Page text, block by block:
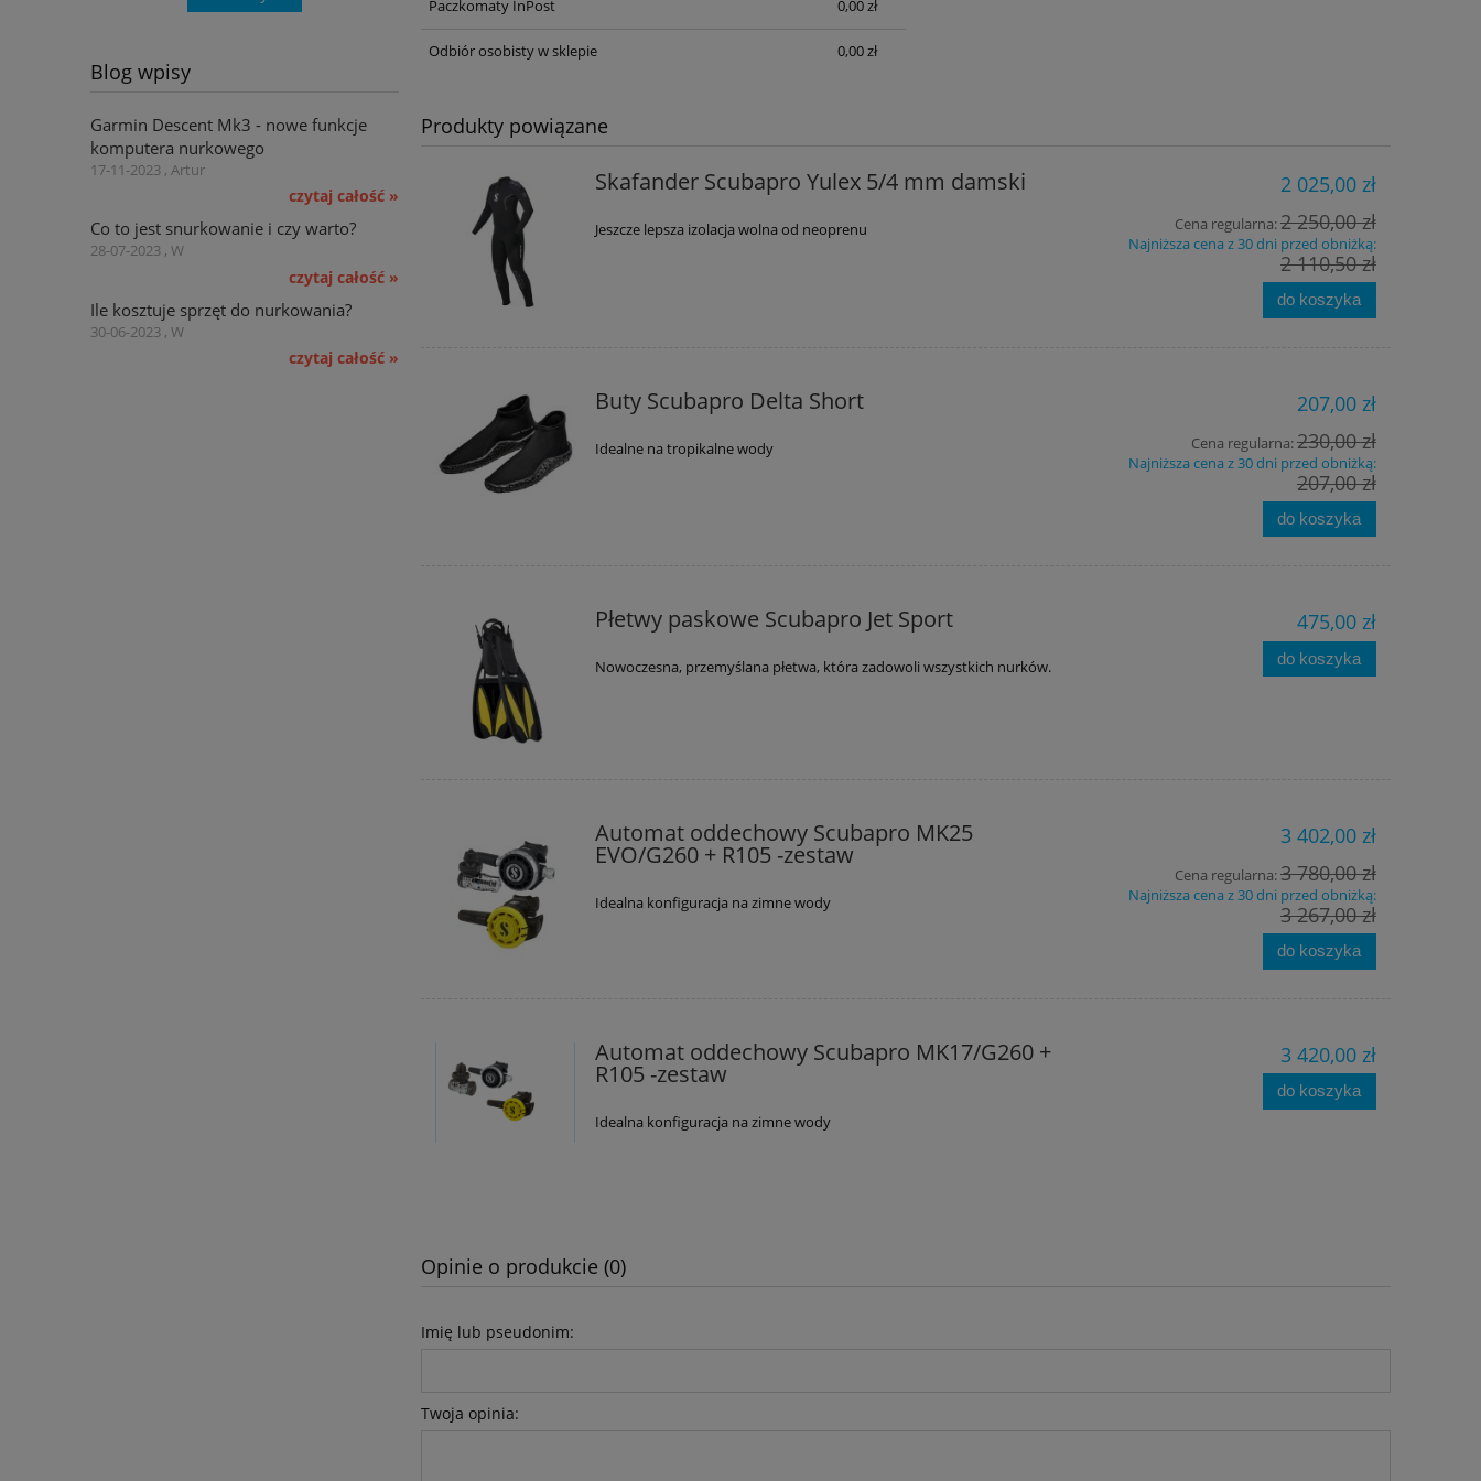
Blog wpisy
Garmin Descent Mk3 - nowe funkcje
komputera nurkowego
17-11-2023 , Artur
czytaj całość »
Co to jest snurkowanie i czy warto?
28-07-2023 , W
czytaj całość »
Ile kosztuje sprzęt do nurkowania?
30-06-2023 , W
czytaj całość »
Paczkomaty InPost 0,00 zł
Odbiór osobisty w sklepie 0,00 zł
Produkty powiązane
Skafander Scubapro Yulex 5/4 mm damski
Jeszcze lepsza izolacja wolna od neoprenu
2 025,00 zł
Cena regularna:2 250,00 zł
Najniższa cena z 30 dni przed obniżką:
2 110,50 zł
do koszyka
Buty Scubapro Delta Short
Idealne na tropikalne wody
207,00 zł
Cena regularna:230,00 zł
Najniższa cena z 30 dni przed obniżką:
207,00 zł
do koszyka
Płetwy paskowe Scubapro Jet Sport
Nowoczesna, przemyślana płetwa, która zadowoli wszystkich nurków.
475,00 zł
do koszyka
Automat oddechowy Scubapro MK25
EVO/G260 + R105 -zestaw
Idealna konfiguracja na zimne wody
3 402,00 zł
Cena regularna:3 780,00 zł
Najniższa cena z 30 dni przed obniżką:
3 267,00 zł
do koszyka
Automat oddechowy Scubapro MK17/G260 +
R105 -zestaw
Idealna konfiguracja na zimne wody
3 420,00 zł
do koszyka
Opinie o produkcie (0)
Imię lub pseudonim:
Twoja opinia: